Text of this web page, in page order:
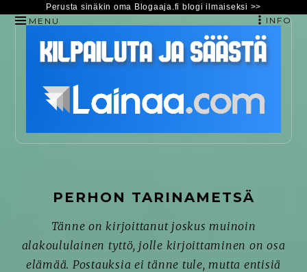
Perusta sinäkin oma Blogaaja.fi blogi ilmaiseksi >>
HYPPÄÄ
SISÄLTÖÖN
PERHON TARINAMETSÄ
Tänne on kirjoittanut joskus muinoin
alakoululainen tyttö, jolle kirjoittaminen on osa
elämää. Postauksia ei tänne tule, mutta entisiä
MENU INFO